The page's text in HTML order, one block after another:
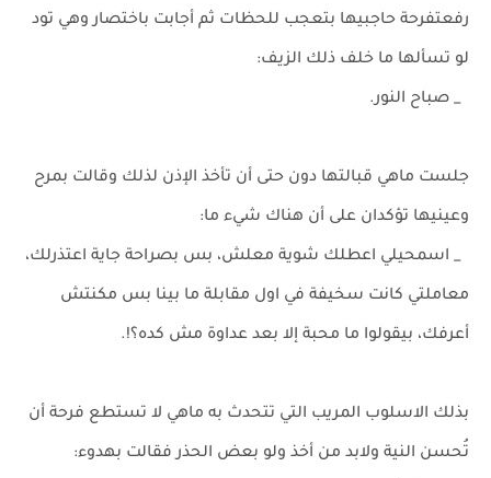
رفعتفرحة حاجبيها بتعجب للحظات ثم أجابت باختصار وهي تود
لو تسألها ما خلف ذلك الزيف:
_ صباح النور.
جلست ماهي قبالتها دون حتى أن تأخذ الإذن لذلك وقالت بمرح
وعينيها تؤكدان على أن هناك شيء ما:
_ اسمحيلي اعطلك شوية معلش، بس بصراحة جاية اعتذرلك،
معاملتي كانت سخيفة في اول مقابلة ما بينا بس مكنتش
أعرفك، بيقولوا ما محبة إلا بعد عداوة مش كده؟!.
بذلك الاسلوب المريب التي تتحدث به ماهي لا تستطع فرحة أن
تُحسن النية ولابد من أخذ ولو بعض الحذر فقالت بهدوء: